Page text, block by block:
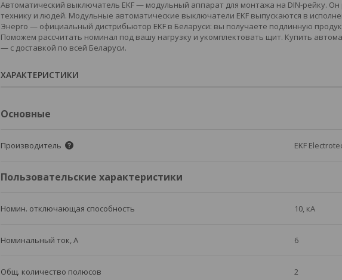
Автоматический выключатель EKF — модульный аппарат для монтажа на DIN-рейку.
технику и людей. Модульные автоматические выключатели EKF выпускаются в
Энерго — официальный дистрибьютор EKF в Беларуси: вы получаете подлинную
Поможем рассчитать номинал под вашу нагрузку и укомплектовать щит. Купить
— с доставкой по всей Беларуси.
ХАРАКТЕРИСТИКИ
Основные
Производитель EKF
Пользовательские характеристики
Номин. отключающая способность 10, кА
Номинальный ток, А 6
Общ. количество полюсов 2